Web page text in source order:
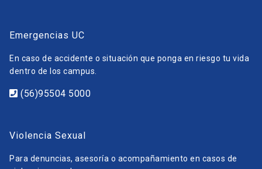
Emergencias UC
En caso de accidente o situación que ponga en riesgo tu vida
dentro de los campus.
(56)95504 5000
Violencia Sexual
Para denuncias, asesoría o acompañamiento en casos de